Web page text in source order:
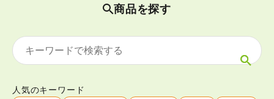
商品を探す
人気のキーワード